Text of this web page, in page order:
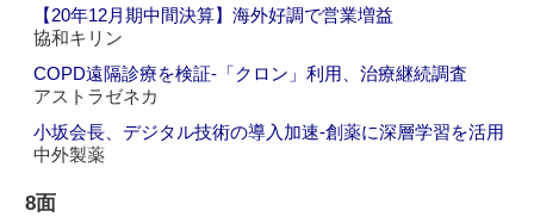
【20年12月期中間決算】海外好調で営業増益
協和キリン
COPD遠隔診療を検証‐「クロン」利用、治療継続調査
アストラゼネカ
小坂会長、デジタル技術の導入加速‐創薬に深層学習を活用
中外製薬
8面